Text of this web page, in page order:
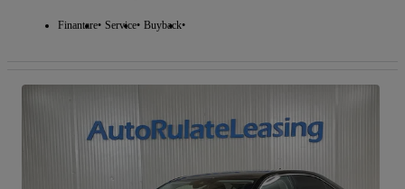
Finantare Service Buyback